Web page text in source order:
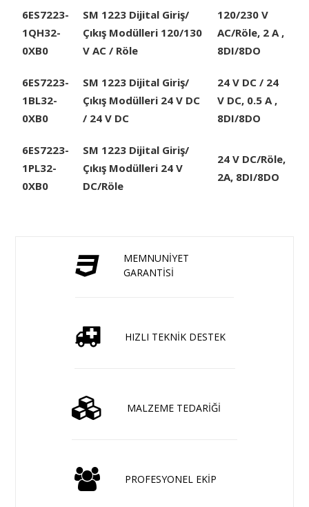
6ES7223-
1QH32-
0XB0
SM 1223 Dijital Giriş/
Çıkış Modülleri 120/130
V AC / Röle
120/230 V
AC/Röle, 2 A ,
8DI/8DO
6ES7223-
1BL32-
0XB0
SM 1223 Dijital Giriş/
Çıkış Modülleri 24 V DC
/ 24 V DC
24 V DC / 24
V DC, 0.5 A ,
8DI/8DO
6ES7223-
1PL32-
0XB0
SM 1223 Dijital Giriş/
Çıkış Modülleri 24 V
DC/Röle
24 V DC/Röle,
2A, 8DI/8DO
MEMNUNİYET
GARANTİSİ
HIZLI TEKNİK DESTEK
MALZEME TEDARİĞİ
PROFESYONEL EKİP